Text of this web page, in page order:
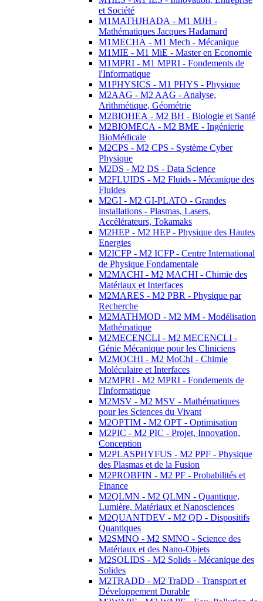
et Société
M1MATHJHADA - M1 MJH -
Mathématiques Jacques Hadamard
M1MECHA - M1 Mech - Mécanique
M1MIE - M1 MiE - Master en Economie
M1MPRI - M1 MPRI - Fondements de
l'Informatique
M1PHYSICS - M1 PHYS - Physique
M2AAG - M2 AAG - Analyse,
Arithmétique, Géométrie
M2BIOHEA - M2 BH - Biologie et Santé
M2BIOMECA - M2 BME - Ingénierie
BioMédicale
M2CPS - M2 CPS - Système Cyber
Physique
M2DS - M2 DS - Data Science
M2FLUIDS - M2 Fluids - Mécanique des
Fluides
M2GI - M2 GI-PLATO - Grandes
installations - Plasmas, Lasers,
Accélérateurs, Tokamaks
M2HEP - M2 HEP - Physique des Hautes
Energies
M2ICFP - M2 ICFP - Centre International
de Physique Fondamentale
M2MACHI - M2 MACHI - Chimie des
Matériaux et Interfaces
M2MARES - M2 PBR - Physique par
Recherche
M2MATHMOD - M2 MM - Modélisation
Mathématique
M2MECENCLI - M2 MECENCLI -
Génie Mécanique pour les Cliniciens
M2MOCHI - M2 MoChI - Chimie
Moléculaire et Interfaces
M2MPRI - M2 MPRI - Fondements de
l'Informatique
M2MSV - M2 MSV - Mathématiques
pour les Sciences du Vivant
M2OPTIM - M2 OPT - Optimisation
M2PIC - M2 PIC - Projet, Innovation,
Conception
M2PLASPHYFUS - M2 PPF - Physique
des Plasmas et de la Fusion
M2PROBFIN - M2 PF - Probabilités et
Finance
M2QLMN - M2 QLMN - Quantique,
Lumière, Matériaux et Nanosciences
M2QUANTDEV - M2 QD - Dispositifs
Quantiques
M2SMNO - M2 SMNO - Science des
Matériaux et des Nano-Objets
M2SOLIDS - M2 Solids - Mécanique des
Solides
M2TRADD - M2 TraDD - Transport et
Développement Durable